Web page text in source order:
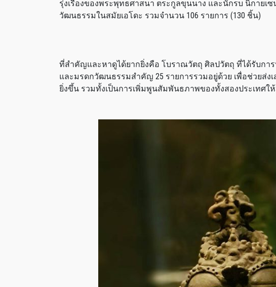
รุ่งเรืองของพระพุทธศาสนา ตระกูลขุนนาง และนักรบ นิกาย
วัฒนธรรมในสมัยเอโดะ รวมจำนวน 106 รายการ (130 ชิ้น)
ที่สำคัญและหาดูได้ยากยิ่งคือ โบราณวัตถุ ศิลปวัตถุ ที่ได้รับกา
และมรดกวัฒนธรรมสำคัญ 25 รายการรวมอยู่ด้วย เพื่อช่วยส่
ยิ่งขึ้น รวมทั้งเป็นการเพิ่มพูนสัมพันธภาพของทั้งสองประเทศใ